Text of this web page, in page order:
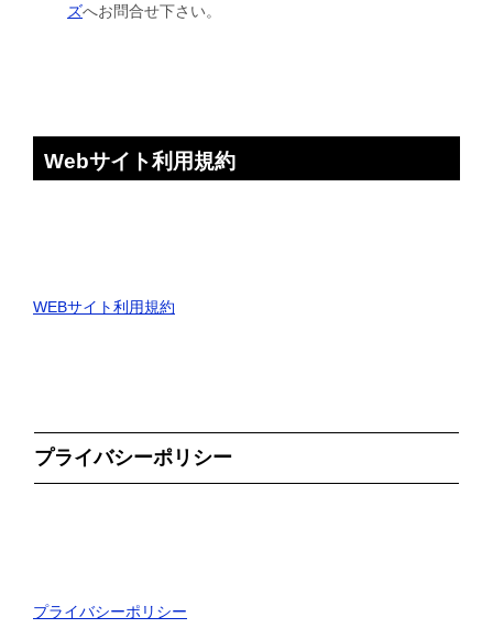
ズへお問合せ下さい。
Webサイト利用規約
WEBサイト利用規約
プライバシーポリシー
プライバシーポリシー